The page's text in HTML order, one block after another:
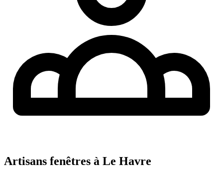
Artisans fenêtres à Le Havre